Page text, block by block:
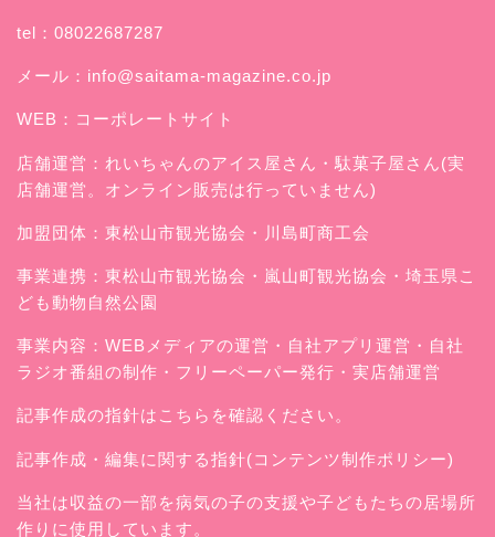
tel：08022687287
メール： info@saitama-magazine.co.jp
WEB： コーポレートサイト
店舗運営： れいちゃんのアイス屋さん ・駄菓子屋さん(実
店舗運営。オンライン販売は行っていません)
加盟団体：東松山市観光協会・川島町商工会
事業連携：東松山市観光協会・嵐山町観光協会・埼玉県こ
ども動物自然公園
事業内容：WEBメディアの運営・自社アプリ運営・自社
ラジオ番組の制作・フリーペーパー発行・実店舗運営
記事作成の指針はこちらを確認ください。
記事作成・編集に関する指針(コンテンツ制作ポリシー)
当社は収益の一部を病気の子の支援や子どもたちの居場所
作りに使用しています。